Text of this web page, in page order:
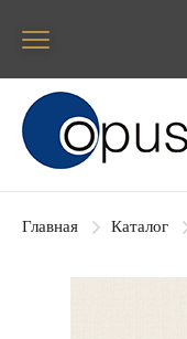
Блок поиска
Главная Каталог